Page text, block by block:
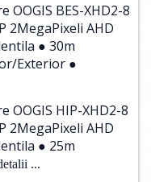
OOGIS BES-XHD2-8
2MegaPixeli AHD
● 30m
Exterior ●
OOGIS HIP-XHD2-8
2MegaPixeli AHD
● 25m
...